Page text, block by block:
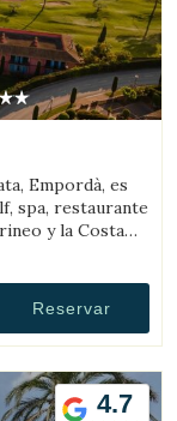
Empordà, es
spa, restaurante
y la Costa
Reservar
4.7